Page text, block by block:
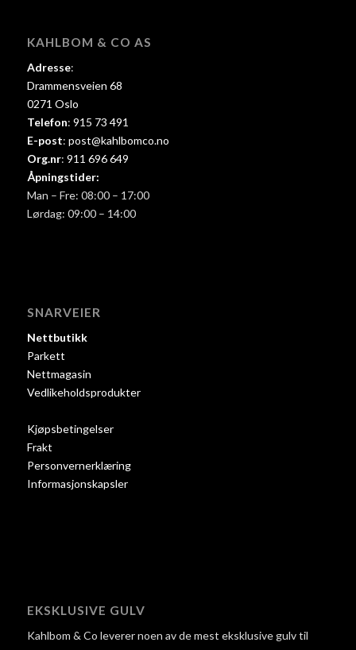
KAHLBOM & CO AS
Adresse:
Drammensveien 68
0271 Oslo
Telefon: 915 73 491
E-post: post@kahlbomco.no
Org.nr: 911 696 649
Åpningstider:
Man – Fre: 08:00 – 17:00
Lørdag: 09:00 – 14:00
SNARVEIER
Nettbutikk
Parkett
Nettmagasin
Vedlikeholdsprodukter
Kjøpsbetingelser
Frakt
Personvernerklæring
Informasjonskapsler
EKSKLUSIVE GULV
Kahlbom & Co leverer noen av de mest eksklusive gulv til